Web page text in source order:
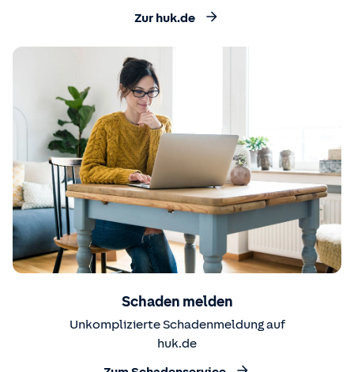
Zur huk.de
Schaden melden
Unkomplizierte Schadenmeldung auf
huk.de